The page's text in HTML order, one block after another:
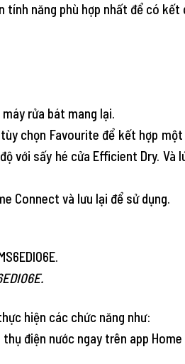
năng phù hợp nhất để có
rửa bát mang lại.
chọn Favourite để kết hợp
với sấy hé cửa Efficient Dry. Và
Connect và lưu lại để sử dụng.
hiện các chức năng như:
điện nước ngay trên app